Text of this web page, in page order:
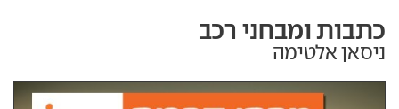
כתבות ומבחני רכב
ניסאן אלטימה